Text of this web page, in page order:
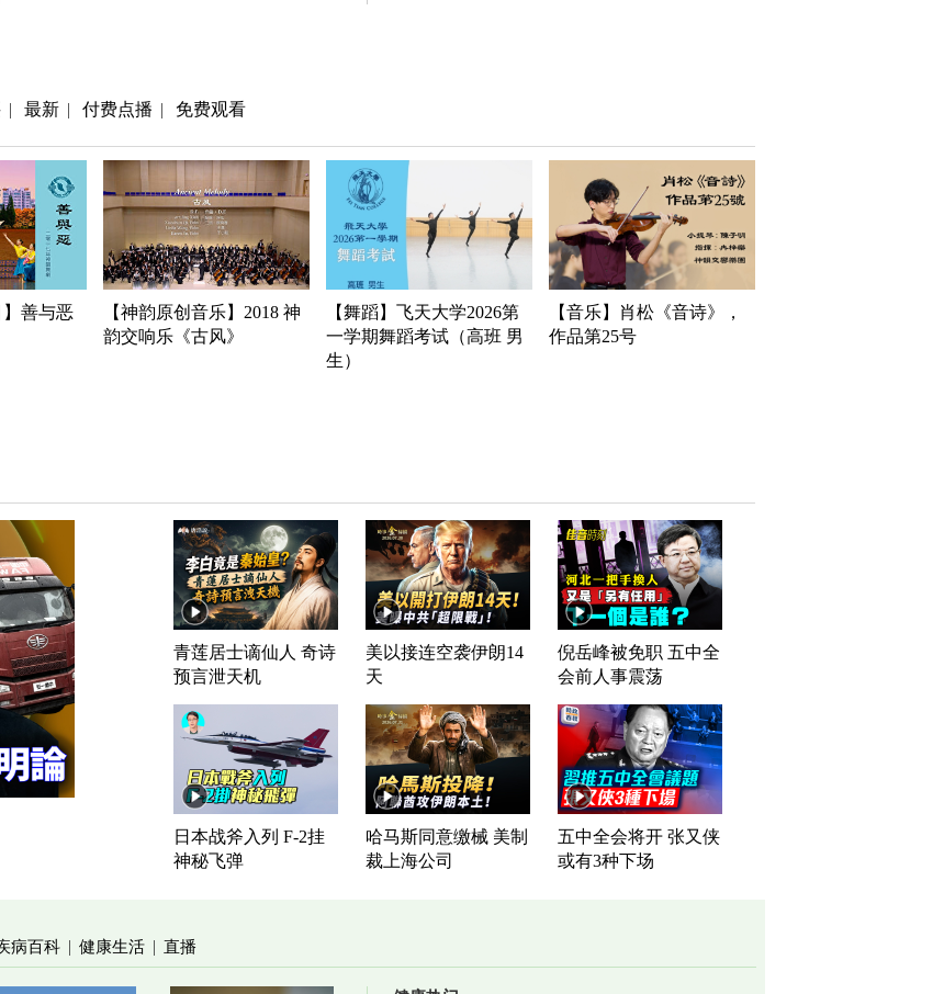
| 最新 | 付费点播 | 免费观看
】善与恶
【神韵原创音乐】2018 神
韵交响乐《古风》
【舞蹈】飞天大学2026第
一学期舞蹈考试（高班 男
生）
【音乐】肖松《音诗》，
作品第25号
青莲居士谪仙人 奇诗
预言泄天机
美以接连空袭伊朗14
天
倪岳峰被免职 五中全
会前人事震荡
日本战斧入列 F-2挂
神秘飞弹
哈马斯同意缴械 美制
裁上海公司
五中全会将开 张又侠
或有3种下场
病百科 | 健康生活 | 直播